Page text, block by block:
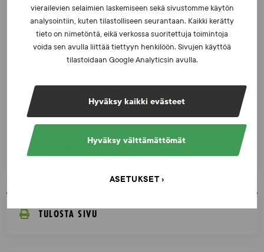
vierailevien selaimien laskemiseen sekä sivustomme käytön
analysointiin, kuten tilastolliseen seurantaan. Kaikki kerätty
tieto on nimetöntä, eikä verkossa suoritettuja toimintoja
voida sen avulla liittää tiettyyn henkilöön. Sivujen käyttöä
tilastoidaan Google Analyticsin avulla.
Hyväksy kaikki evästeet
Hyväksy välttämättömät
ASETUKSET
UUTISET - 16.7.2026
Dopingrikkomuspäätösten julkistaminen: kysymyksiä
ja vastauksia EUT:n ratkaisusta
SUEKin sivuilla uusi blogisarja urheilun ja
väkivaltaisten alakulttuurien suhteesta
KATSO AJANKOHTAISET
TULOSTA SIVU